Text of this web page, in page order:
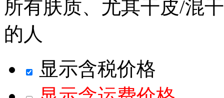
所有肤质、尤其干皮/混
的人
显示含税价格